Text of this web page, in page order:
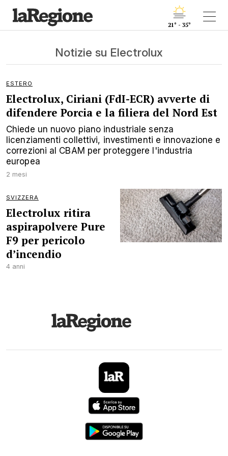
21° - 35°
Notizie su Electrolux
ESTERO
Electrolux, Ciriani (FdI-ECR) avverte di
difendere Porcia e la filiera del Nord Est
Chiede un nuovo piano industriale senza
licenziamenti collettivi, investimenti e innovazione e
correzioni al CBAM per proteggere l'industria
europea
2 mesi
SVIZZERA
Electrolux ritira
aspirapolvere Pure
F9 per pericolo
d’incendio
4 anni